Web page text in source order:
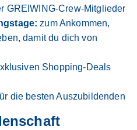
GREIWING-Crew-Mitglieder
zum Ankommen,
damit du dich von
Shopping-Deals
die besten Auszubildenden